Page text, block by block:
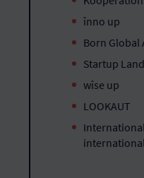
înno up
Born Global
Startup
wîse up
LOOKAUT